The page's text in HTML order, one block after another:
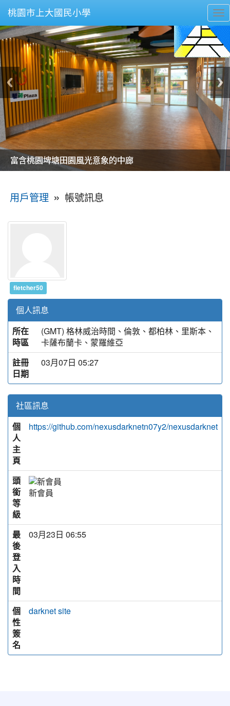
桃園市上大國民小學
美麗的操場是我們活力的來源
美麗的操場是我們活力的來源
煥然一新的小司令台
煥然一新的小司令台
富含桃園埤塘田園風光意象的中廊
富含桃園埤塘田園風光意象的中廊
嶄新的中庭廣場
嶄新的中庭廣場
水生池生生不息
水生池生生不息
用戶管理 » 帳號訊息
fletcher50
個人訊息
所在
時區
(GMT) 格林威治時間、倫敦、都柏林、里斯本、
卡薩布蘭卡、蒙羅維亞
註冊
日期
03月07日 05:27
社區訊息
個
人
主
頁
https://github.com/nexusdarknetn07y2/nexusdarknet
頭
銜
等
級
新會員
最
後
登
入
時
間
03月23日 06:55
個
性
簽
名
darknet site